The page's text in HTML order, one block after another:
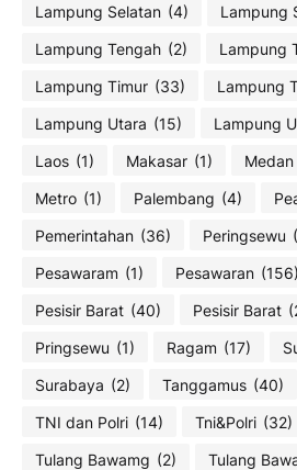
Lampung Selatan (4) Lampung
Lampung Tengah (2) Lampung
Lampung Timur (33) Lampung
Lampung Utara (15) Lampung
Laos (1) Makasar (1) Medan
Metro (1) Palembang (4)
Pemerintahan (36) Peringsewu
Pesawaram (1) Pesawaran (156)
Pesisir Barat (40) Pesisir Barat
Pringsewu (1) Ragam (17)
Surabaya (2) Tanggamus (40)
TNI dan Polri (14) Tni&Polri (32)
Tulang Bawamg (2) Tulang